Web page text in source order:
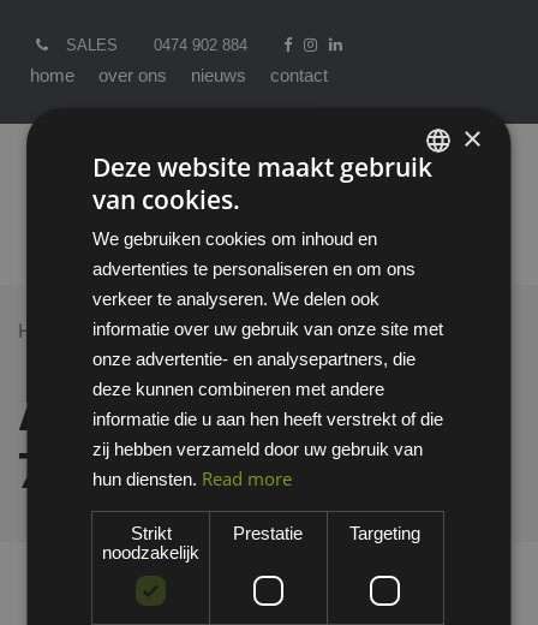
SALES 0474 902 884
home over ons nieuws contact
Home >All Products
ATG Maxichem Cut 76-833 handschoen
ATG Maxichem Cut
76-833 handschoen
×
Deze website maakt gebruik
van cookies.
We gebruiken cookies om inhoud en
advertenties te personaliseren en om ons
verkeer te analyseren. We delen ook
informatie over uw gebruik van onze site met
onze advertentie- en analysepartners, die
deze kunnen combineren met andere
informatie die u aan hen heeft verstrekt of die
zij hebben verzameld door uw gebruik van
hun diensten. Read more
Strikt
noodzakelijk
Prestatie Targeting